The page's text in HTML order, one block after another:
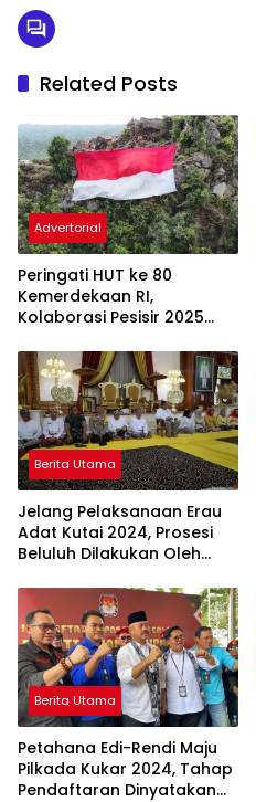
Related Posts
Advertorial
Peringati HUT ke 80
Kemerdekaan RI,
Kolaborasi Pesisir 2025
25 x 15 Meter di Tebing
Batu Dinding
Berita Utama
Jelang Pelaksanaan Erau
Adat Kutai 2024, Prosesi
Beluluh Dilakukan Oleh
Martadipura
Berita Utama
Petahana Edi-Rendi Maju
Pilkada Kukar 2024, Tahap
Pendaftaran Dinyatakan